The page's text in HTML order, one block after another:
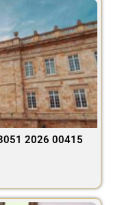
2026 00415